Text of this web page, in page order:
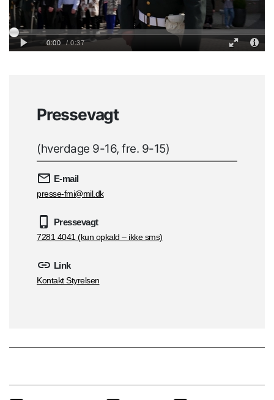
Pressevagt
(hverdage 9-16, fre. 9-15)
E-mail
presse-fmi@mil.dk
Pressevagt
7281 4041 (kun opkald – ikke sms)
Link
Kontakt Styrelsen